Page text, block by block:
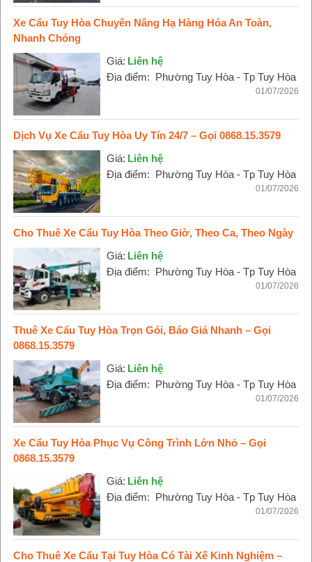
Xe Cẩu Tuy Hòa Chuyên Nâng Hạ Hàng Hóa An Toàn,
Nhanh Chóng
Giá: Liên hệ
Địa điểm: Phường Tuy Hòa - Tp Tuy Hòa
01/07/2026
Dịch Vụ Xe Cẩu Tuy Hòa Uy Tín 24/7 – Gọi 0868.15.3579
Giá: Liên hệ
Địa điểm: Phường Tuy Hòa - Tp Tuy Hòa
01/07/2026
Cho Thuê Xe Cẩu Tuy Hòa Theo Giờ, Theo Ca, Theo Ngày
Giá: Liên hệ
Địa điểm: Phường Tuy Hòa - Tp Tuy Hòa
01/07/2026
Thuê Xe Cẩu Tuy Hòa Trọn Gói, Báo Giá Nhanh – Gọi
0868.15.3579
Giá: Liên hệ
Địa điểm: Phường Tuy Hòa - Tp Tuy Hòa
01/07/2026
Xe Cẩu Tuy Hòa Phục Vụ Công Trình Lớn Nhỏ – Gọi
0868.15.3579
Giá: Liên hệ
Địa điểm: Phường Tuy Hòa - Tp Tuy Hòa
01/07/2026
Cho Thuê Xe Cẩu Tại Tuy Hòa Có Tài Xế Kinh Nghiệm –